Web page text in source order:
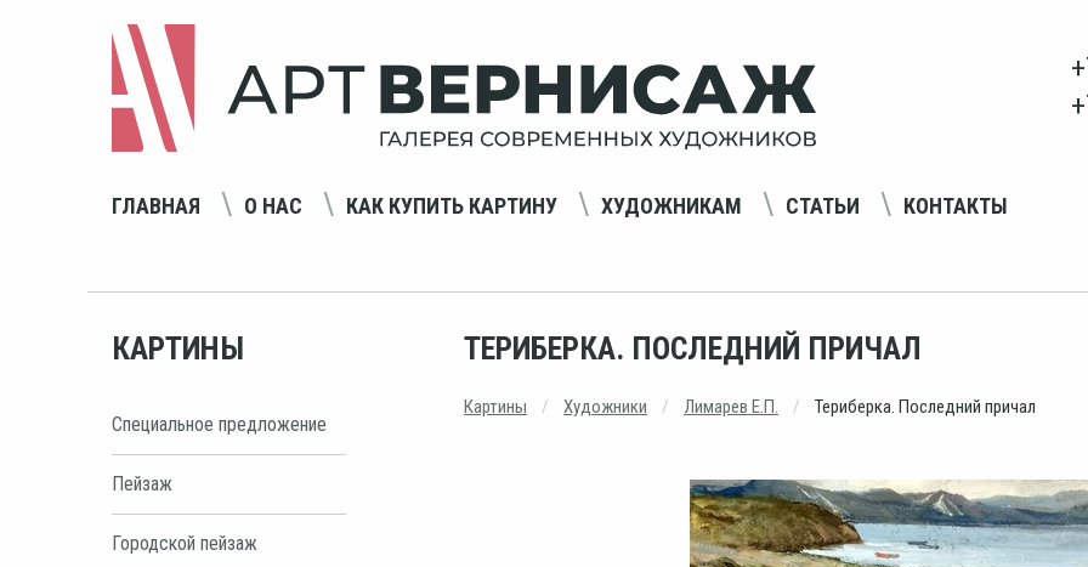
ГЛАВНАЯ О НАС КАК КУПИТЬ КАРТИНУ ХУДОЖНИКАМ СТАТЬИ КОНТАКТЫ
КАРТИНЫ
Специальное предложение
Пейзаж
Городской пейзаж
ТЕРИБЕРКА. ПОСЛЕДНИЙ ПРИЧАЛ
Картины Художники Лимарев Е.П. Териберка. Последний причал